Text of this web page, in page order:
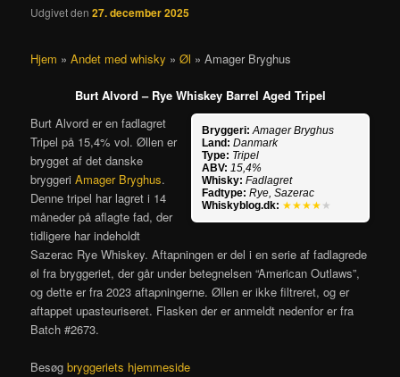
Udgivet den27. december 2025
Hjem »Andet med whisky »Øl »Amager Bryghus
Burt Alvord – Rye Whiskey Barrel Aged Tripel
Bryggeri: Amager Bryghus
Land: Danmark
Type: Tripel
ABV: 15,4%
Whisky: Fadlagret
Fadtype: Rye, Sazerac
Whiskyblog.dk: ★★★★ ★
Burt Alvord er en fadlagret
Tripel på 15,4% vol. Øllen er
brygget af det danske
bryggeriAmager Bryghus.
Denne tripel har lagret i 14
måneder på aflagte fad, der
tidligere har indeholdt
Sazerac Rye Whiskey. Aftapningen er del i en serie af fadlagrede
øl fra bryggeriet, der går under betegnelsen “American Outlaws”,
og dette er fra 2023 aftapningerne. Øllen er ikke filtreret, og er
aftappet upasteuriseret. Flasken der er anmeldt nedenfor er fra
Batch #2673.
Besøgbryggeriets hjemmeside